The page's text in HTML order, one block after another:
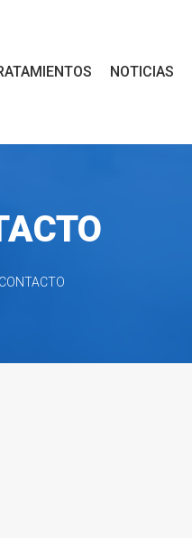
NOTICIAS
CONTACTO